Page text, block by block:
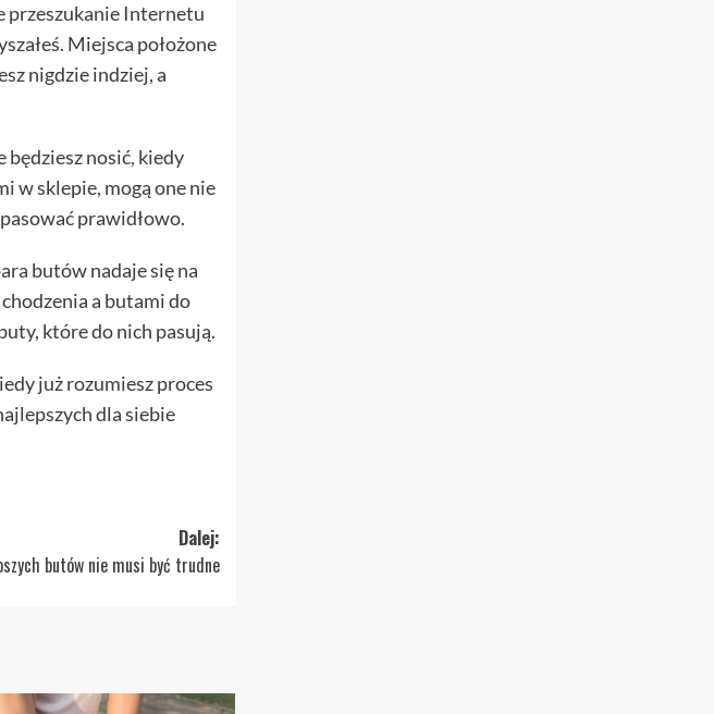
przeszukanie Internetu
Miejsca położone
nigdzie indziej, a
nosić, kiedy
w sklepie, mogą one nie
prawidłowo.
butów nadaje się na
a butami do
które do nich pasują.
już rozumiesz proces
dla siebie
Dalej:
butów nie musi być trudne